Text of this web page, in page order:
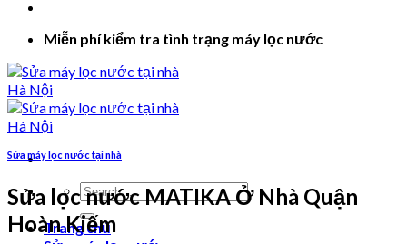
Miễn phí kiểm tra tình trạng máy lọc nước
Search
for:
Trang chủ
Sửa máy lọc nước tại nhà
Sửa lọc nước MATIKA Ở Nhà Quận
Hoàn Kiếm